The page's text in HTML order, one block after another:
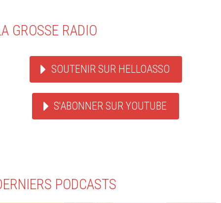
GROSSE RADIO
SOUTENIR SUR HELLOASSO
S'ABONNER SUR YOUTUBE
PODCASTS